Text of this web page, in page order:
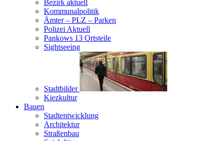
Bezirk aktuell
Kommunalpolitik
Ämter – PLZ – Parken
Polizei Aktuell
Pankows 13 Ortsteile
Sightseeing
Stadtbilder
Kiezkultur
Bauen
Stadtentwicklung
Architektur
Straßenbau